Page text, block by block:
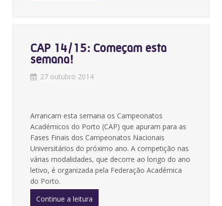
CAP 14/15: Começam esta
semana!
27 outubro 2014
Arrancam esta semana os Campeonatos
Académicos do Porto (CAP) que apuram para as
Fases Finais dos Campeonatos Nacionais
Universitários do próximo ano. A competição nas
várias modalidades, que decorre ao longo do ano
letivo, é organizada pela Federação Académica
do Porto.
Continue a leitura